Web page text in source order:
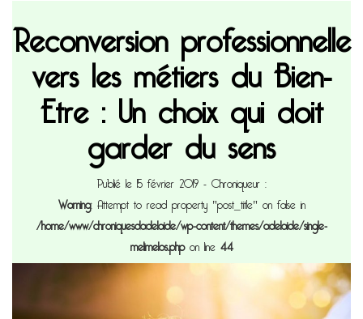
Reconversion professionnelle
vers les métiers du Bien-
Etre : Un choix qui doit
garder du sens
Publié le 15 février 2019- Chroniqueur :
Warning: Attempt to read property "post_title" on false in
/home/www/chroniquesdadelaide/wp-content/themes/adelaide/single-
melimelos.phpon line44